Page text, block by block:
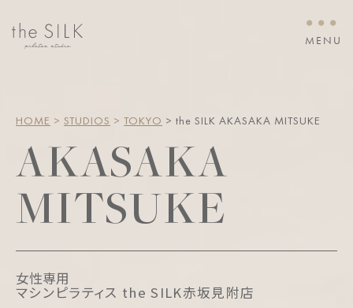
HOME > STUDIOS > TOKYO > the SILK AKASAKA MITSUKE
AKASAKA
MITSUKE
女性専用
マシンピラティス the SILK赤坂見附店
・・・
MENU